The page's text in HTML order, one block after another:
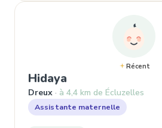
Récent
Hidaya
Dreux à 4,4 km de Écluzelles
Assistante maternelle